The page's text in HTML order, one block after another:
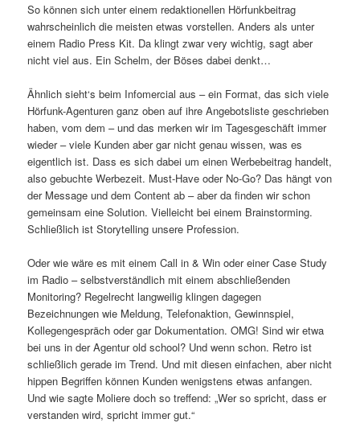
So können sich unter einem redaktionellen Hörfunkbeitrag
wahrscheinlich die meisten etwas vorstellen. Anders als unter
einem Radio Press Kit. Da klingt zwar very wichtig, sagt aber
nicht viel aus. Ein Schelm, der Böses dabei denkt…
Ähnlich sieht‘s beim Infomercial aus – ein Format, das sich viele
Hörfunk-Agenturen ganz oben auf ihre Angebotsliste geschrieben
haben, vom dem – und das merken wir im Tagesgeschäft immer
wieder – viele Kunden aber gar nicht genau wissen, was es
eigentlich ist. Dass es sich dabei um einen Werbebeitrag handelt,
also gebuchte Werbezeit. Must-Have oder No-Go? Das hängt von
der Message und dem Content ab – aber da finden wir schon
gemeinsam eine Solution. Vielleicht bei einem Brainstorming.
Schließlich ist Storytelling unsere Profession.
Oder wie wäre es mit einem Call in & Win oder einer Case Study
im Radio – selbstverständlich mit einem abschließenden
Monitoring? Regelrecht langweilig klingen dagegen
Bezeichnungen wie Meldung, Telefonaktion, Gewinnspiel,
Kollegengespräch oder gar Dokumentation. OMG! Sind wir etwa
bei uns in der Agentur old school? Und wenn schon. Retro ist
schließlich gerade im Trend. Und mit diesen einfachen, aber nicht
hippen Begriffen können Kunden wenigstens etwas anfangen.
Und wie sagte Moliere doch so treffend: „Wer so spricht, dass er
verstanden wird, spricht immer gut.“